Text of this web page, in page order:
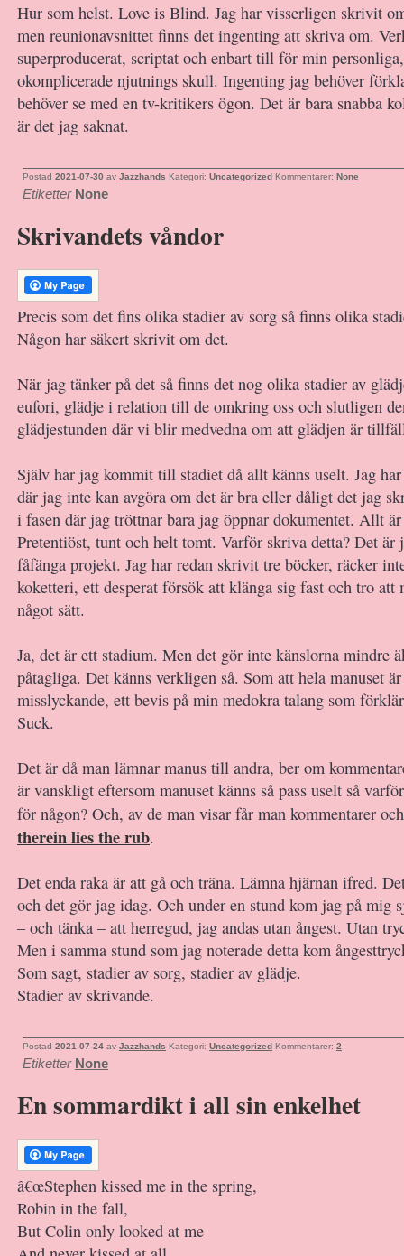
Hur som helst. Love is Blind. Jag har visserligen skrivit
men reunionavsnittet finns det ingenting att skriva om.
superproducerat, scriptat och enbart till för min
okomplicerade njutnings skull. Ingenting jag behöver
behöver se med en tv-kritikers ögon. Det är bara snabba
är det jag saknat.
Postad 2021-07-30 av Jazzhands Kategori: Uncategorized Kommentarer: None
Etiketter None
Skrivandets våndor
Precis som det fins olika stadier av sorg så finns olika
Någon har säkert skrivit om det.
När jag tänker på det så finns det nog olika stadier av
eufori, glädje i relation till de omkring oss och slutligen
glädjestunden där vi blir medvedna om att glädjen är
Själv har jag kommit till stadiet då allt känns uselt. Jag har
där jag inte kan avgöra om det är bra eller dåligt det jag
i fasen där jag tröttnar bara jag öppnar dokumentet. Allt
Pretentiöst, tunt och helt tomt. Varför skriva detta? Det är
fåfänga projekt. Jag har redan skrivit tre böcker, räcker
koketteri, ett desperat försök att klänga sig fast och tro att
något sätt.
Ja, det är ett stadium. Men det gör inte känslorna mindre
påtagliga. Det känns verkligen så. Som att hela manuset
misslyckande, ett bevis på min medokra talang som
Suck.
Det är då man lämnar manus till andra, ber om
är vanskligt eftersom manuset känns så pass uselt så
för någon? Och, av de man visar får man kommentarer
therein lies the rub.
Det enda raka är att gå och träna. Lämna hjärnan ifred.
och det gör jag idag. Och under en stund kom jag på mig
– och tänka – att herregud, jag andas utan ångest. Utan
Men i samma stund som jag noterade detta kom
Som sagt, stadier av sorg, stadier av glädje.
Stadier av skrivande.
Postad 2021-07-24 av Jazzhands Kategori: Uncategorized Kommentarer: 2
Etiketter None
En sommardikt i all sin enkelhet
â€œStephen kissed me in the spring,
Robin in the fall,
But Colin only looked at me